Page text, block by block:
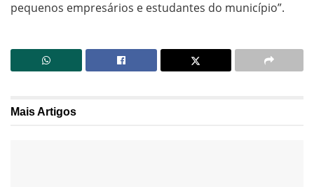
pequenos empresários e estudantes do município”.
MaisArtigos